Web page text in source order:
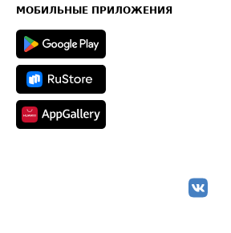
Техническая информация
МОБИЛЬНЫЕ ПРИЛОЖЕНИЯ